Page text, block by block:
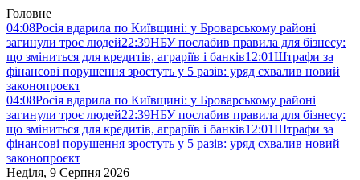
Головне
04:08Росія вдарила по Київщині: у Броварському районі
загинули троє людей22:39НБУ послабив правила для бізнесу:
що зміниться для кредитів, аграріїв і банків12:01Штрафи за
фінансові порушення зростуть у 5 разів: уряд схвалив новий
законопроєкт
04:08Росія вдарила по Київщині: у Броварському районі
загинули троє людей22:39НБУ послабив правила для бізнесу:
що зміниться для кредитів, аграріїв і банків12:01Штрафи за
фінансові порушення зростуть у 5 разів: уряд схвалив новий
законопроєкт
Неділя, 9 Серпня 2026